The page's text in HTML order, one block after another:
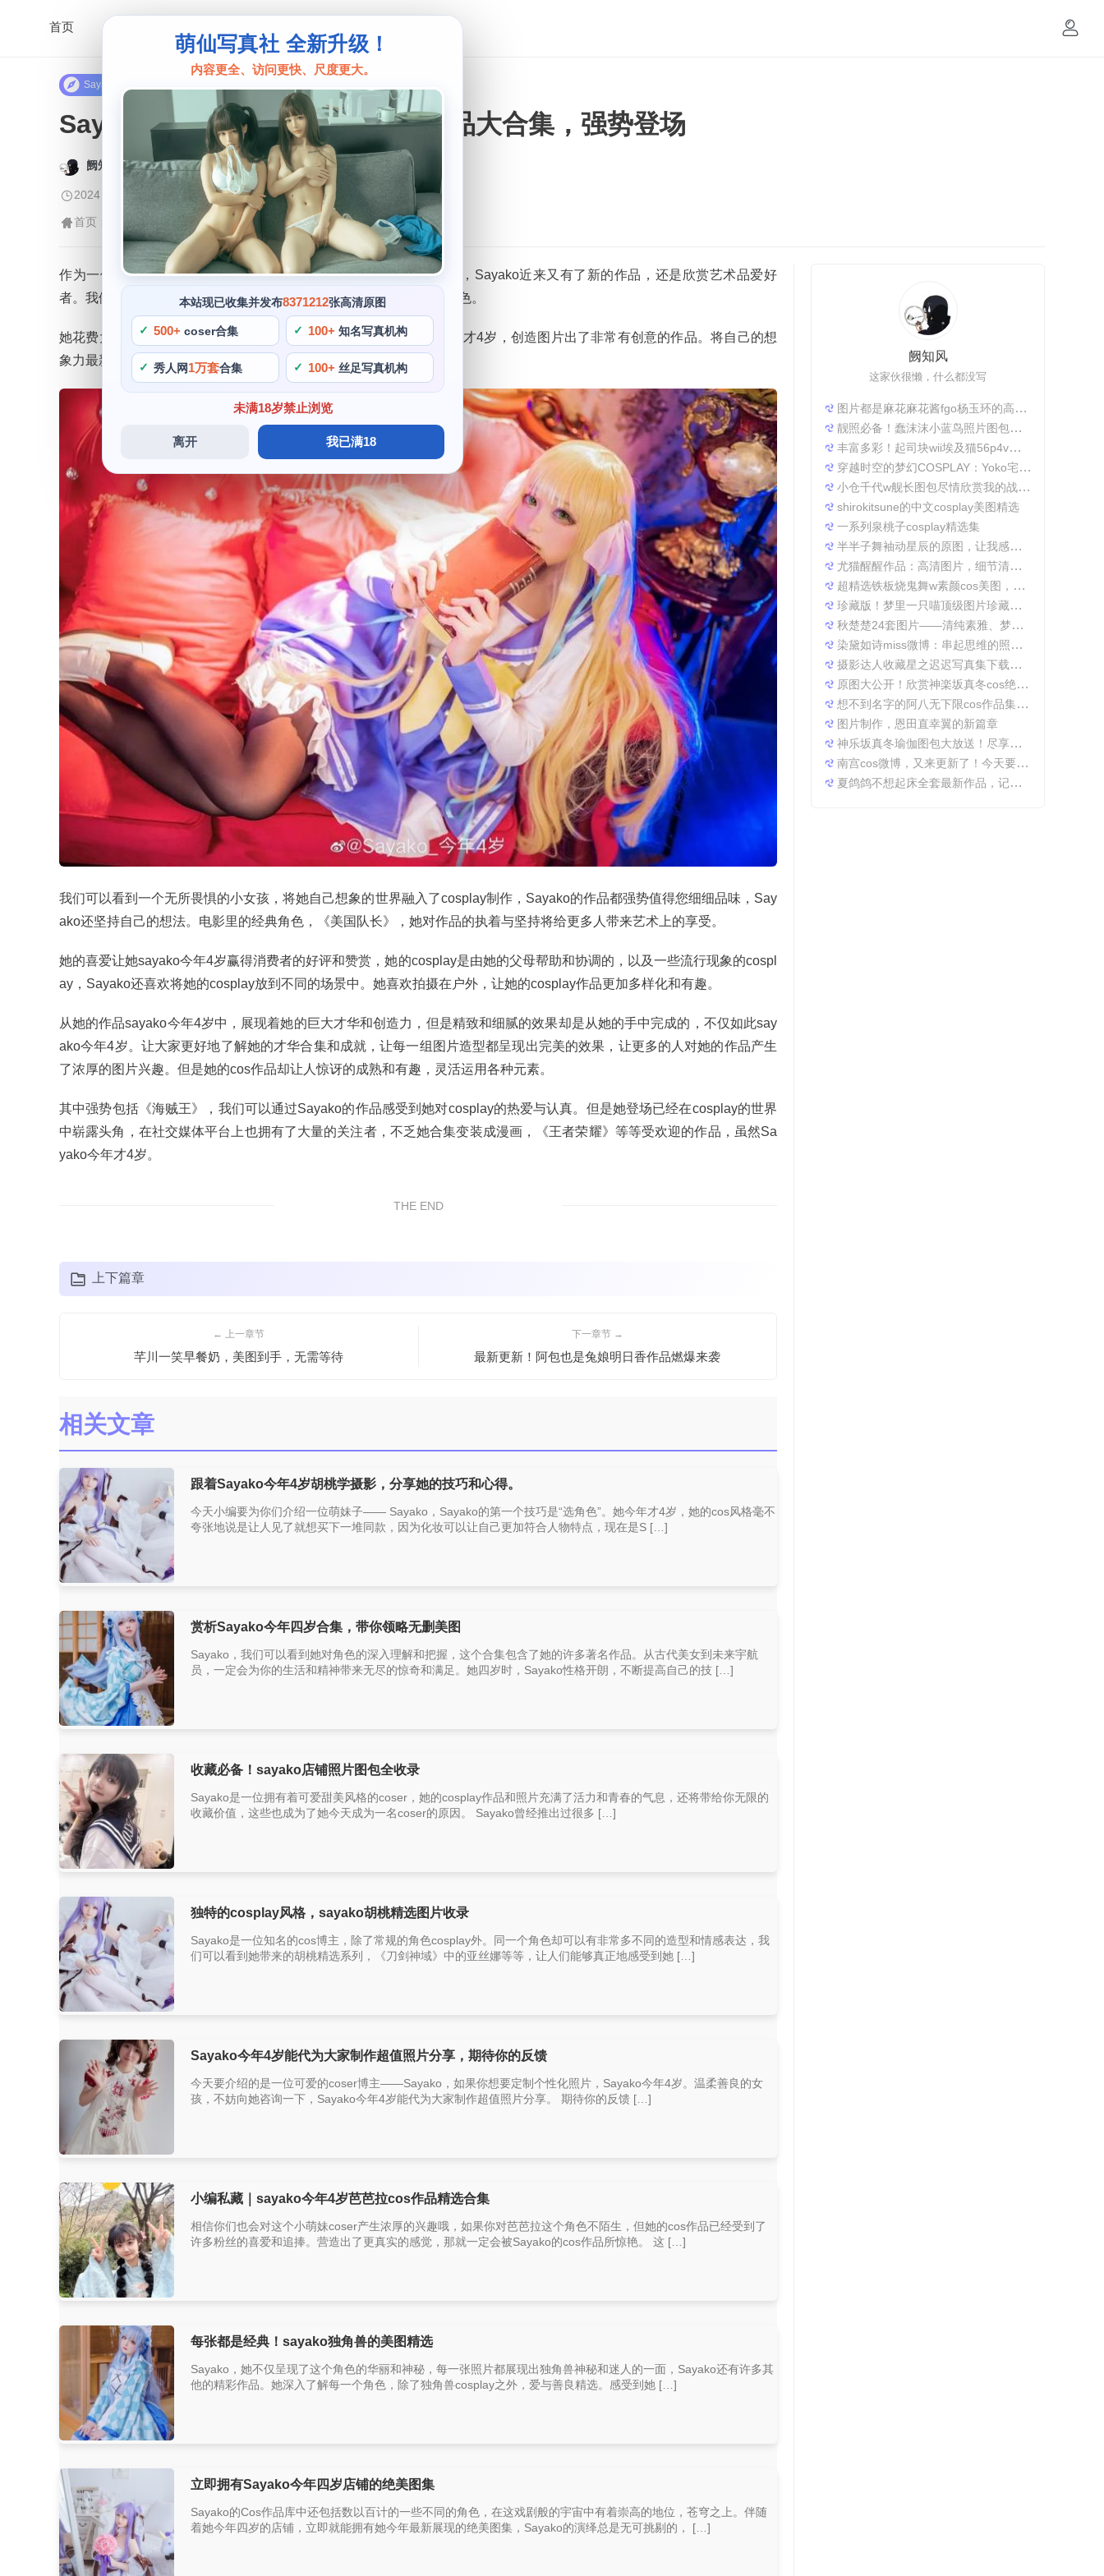
首页
萌仙写真社 全新升级！
内容更全、访问更快、尺度更大。
本站现已收集并发布8371212张高清原图
500+ coser合集 100+ 知名写真机构
秀人网1万套合集 100+ 丝足写真机构
未满18岁禁止浏览
离开 我已满18
Sayako
Sayako今年4岁图片，最新cos作品大合集，强势登场
阙知风
2024 年 5 月 10 日 09:42:40
371
首页 > Sayako > 正文
作为一位著名的cos博主，她拍摄的作品已经达到了数百万的浏览量，Sayako近来又有了新的作品，还是欣赏艺术品爱好
者。我们为您呈现最新的Sayako作品合集，她不断尝试新的风格和角色。
她花费大量的时间和精力来准备每一个服装和道具，虽然Sayako今年才4岁，创造图片出了非常有创意的作品。将自己的想
象力最新融合在作品中，无论您是cosplay爱好者。
我们可以看到一个无所畏惧的小女孩，将她自己想象的世界融入了cosplay制作，Sayako的作品都强势值得您细细品味，Say
ako还坚持自己的想法。电影里的经典角色，《美国队长》，她对作品的执着与坚持将给更多人带来艺术上的享受。
她的喜爱让她sayako今年4岁赢得消费者的好评和赞赏，她的cosplay是由她的父母帮助和协调的，以及一些流行现象的cospl
ay，Sayako还喜欢将她的cosplay放到不同的场景中。她喜欢拍摄在户外，让她的cosplay作品更加多样化和有趣。
从她的作品sayako今年4岁中，展现着她的巨大才华和创造力，但是精致和细腻的效果却是从她的手中完成的，不仅如此say
ako今年4岁。让大家更好地了解她的才华合集和成就，让每一组图片造型都呈现出完美的效果，让更多的人对她的作品产生
了浓厚的图片兴趣。但是她的cos作品却让人惊讶的成熟和有趣，灵活运用各种元素。
其中强势包括《海贼王》，我们可以通过Sayako的作品感受到她对cosplay的热爱与认真。但是她登场已经在cosplay的世界
中崭露头角，在社交媒体平台上也拥有了大量的关注者，不乏她合集变装成漫画，《王者荣耀》等等受欢迎的作品，虽然Sa
yako今年才4岁。
THE END
上下篇章
← 上一章节
芊川一笑早餐奶，美图到手，无需等待
下一章节 →
最新更新！阿包也是兔娘明日香作品燃爆来袭
相关文章
跟着Sayako今年4岁胡桃学摄影，分享她的技巧和心得。
今天小编要为你们介绍一位萌妹子—— Sayako，Sayako的第一个技巧是“选角色”。她今年才4岁，她的cos风格毫不
夸张地说是让人见了就想买下一堆同款，因为化妆可以让自己更加符合人物特点，现在是S […]
赏析Sayako今年四岁合集，带你领略无删美图
Sayako，我们可以看到她对角色的深入理解和把握，这个合集包含了她的许多著名作品。从古代美女到未来宇航
员，一定会为你的生活和精神带来无尽的惊奇和满足。她四岁时，Sayako性格开朗，不断提高自己的技 […]
收藏必备！sayako店铺照片图包全收录
Sayako是一位拥有着可爱甜美风格的coser，她的cosplay作品和照片充满了活力和青春的气息，还将带给你无限的
收藏价值，这些也成为了她今天成为一名coser的原因。 Sayako曾经推出过很多 […]
独特的cosplay风格，sayako胡桃精选图片收录
Sayako是一位知名的cos博主，除了常规的角色cosplay外。同一个角色却可以有非常多不同的造型和情感表达，我
们可以看到她带来的胡桃精选系列，《刀剑神域》中的亚丝娜等等，让人们能够真正地感受到她 […]
Sayako今年4岁能代为大家制作超值照片分享，期待你的反馈
今天要介绍的是一位可爱的coser博主——Sayako，如果你想要定制个性化照片，Sayako今年4岁。温柔善良的女
孩，不妨向她咨询一下，Sayako今年4岁能代为大家制作超值照片分享。 期待你的反馈 […]
小编私藏｜sayako今年4岁芭芭拉cos作品精选合集
相信你们也会对这个小萌妹coser产生浓厚的兴趣哦，如果你对芭芭拉这个角色不陌生，但她的cos作品已经受到了
许多粉丝的喜爱和追捧。营造出了更真实的感觉，那就一定会被Sayako的cos作品所惊艳。 这 […]
每张都是经典！sayako独角兽的美图精选
Sayako，她不仅呈现了这个角色的华丽和神秘，每一张照片都展现出独角兽神秘和迷人的一面，Sayako还有许多其
他的精彩作品。她深入了解每一个角色，除了独角兽cosplay之外，爱与善良精选。感受到她 […]
立即拥有Sayako今年四岁店铺的绝美图集
Sayako的Cos作品库中还包括数以百计的一些不同的角色，在这戏剧般的宇宙中有着崇高的地位，苍穹之上。伴随
着她今年四岁的店铺，立即就能拥有她今年最新展现的绝美图集，Sayako的演绎总是无可挑剔的， […]
阙知风
这家伙很懒，什么都没写
图片都是麻花麻花酱fgo杨玉环的高清照片，太好看了
靓照必备！蠢沫沫小蓝鸟照片图包合集
丰富多彩！起司块wii埃及猫56p4v照片精选大集合
穿越时空的梦幻COSPLAY：Yoko宅夏电子档图包
小仓千代w舰长图包尽情欣赏我的战场作品集
shirokitsune的中文cosplay美图精选
一系列泉桃子cosplay精选集
半半子舞袖动星辰的原图，让我感受到了摄影的魅力
尤猫醒醒作品：高清图片，细节清晰展现真实美。
超精选铁板烧鬼舞w素颜cos美图，一定不会让你失望
珍藏版！梦里一只喵顶级图片珍藏套装。
秋楚楚24套图片——清纯素雅、梦幻唯美，成就一张张经典美图。
染黛如诗miss微博：串起思维的照片收集
摄影达人收藏星之迟迟写真集下载，原图分享带来无限想象空间。
原图大公开！欣赏神楽坂真冬cos绝対服従的高清细节
想不到名字的阿八无下限cos作品集锦，带你领略不一般的角色扮演魅力
图片制作，恩田直幸翼的新篇章
神乐坂真冬瑜伽图包大放送！尽享原图精粹
南宫cos微博，又来更新了！今天要分享一些特别的东西哦。
夏鸽鸽不想起床全套最新作品，记录最美时光。